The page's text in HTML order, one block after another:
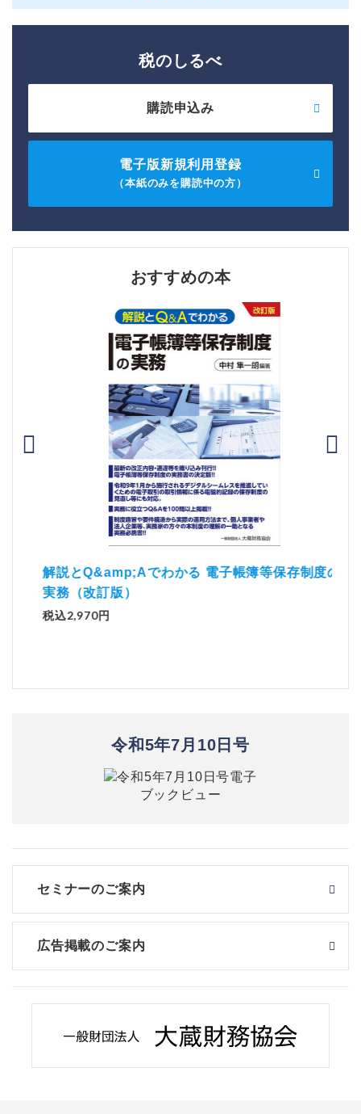
税のしるべ
購読申込み
電子版新規利用登録
（本紙のみを購読中の方）
おすすめの本
解説とQ&amp;Aでわかる 電子帳簿等保存制度の
実務（改訂版）
税込2,970円
令和5年7月10日号
セミナーのご案内
広告掲載のご案内